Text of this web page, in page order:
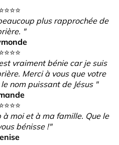
plus rapprochée de
"
vraiment bénie car je suis
Merci à vous que votre
nom puissant de Jésus "
moi et à ma famille. Que le
bénisse !"